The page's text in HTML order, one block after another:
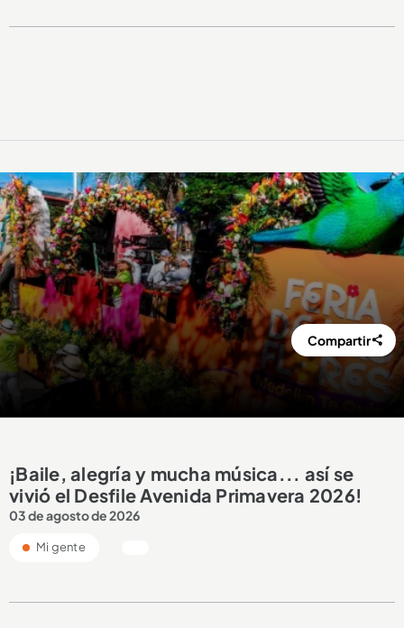
Compartir
¡Baile, alegría y mucha música... así se
vivió el Desfile Avenida Primavera 2026!
03 de agosto de 2026
Mi gente